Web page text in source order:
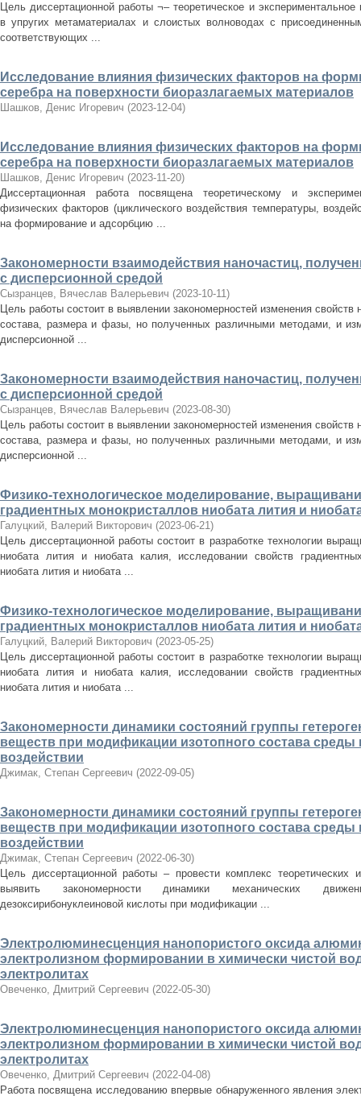
Цель диссертационной работы ¬– теоретическое и
в упругих метаматериалах и слоистых волноводах с
соответствующих ...
Исследование влияния физических факторов на
серебра на поверхности биоразлагаемых материалов
Шашков, Денис Игоревич (2023-12-04)
Исследование влияния физических факторов на
серебра на поверхности биоразлагаемых материалов
Шашков, Денис Игоревич (2023-11-20)
Диссертационная работа посвящена теоретическому и
физических факторов (циклического воздействия температуры,
на формирование и адсорбцию ...
Закономерности взаимодействия наночастиц,
с дисперсионной средой
Сызранцев, Вячеслав Валерьевич (2023-10-11)
Цель работы состоит в выявлении закономерностей изменения свойств
состава, размера и фазы, но полученных различными методами, и
дисперсионной ...
Закономерности взаимодействия наночастиц,
с дисперсионной средой
Сызранцев, Вячеслав Валерьевич (2023-08-30)
Цель работы состоит в выявлении закономерностей изменения свойств
состава, размера и фазы, но полученных различными методами, и
дисперсионной ...
Физико-технологическое моделирование,
градиентных монокристаллов ниобата лития и
Галуцкий, Валерий Викторович (2023-06-21)
Цель диссертационной работы состоит в разработке технологии
ниобата лития и ниобата калия, исследовании свойств
ниобата лития и ниобата ...
Физико-технологическое моделирование,
градиентных монокристаллов ниобата лития и
Галуцкий, Валерий Викторович (2023-05-25)
Цель диссертационной работы состоит в разработке технологии
ниобата лития и ниобата калия, исследовании свойств
ниобата лития и ниобата ...
Закономерности динамики состояний группы
веществ при модификации изотопного состава
воздействии
Джимак, Степан Сергеевич (2022-09-05)
Закономерности динамики состояний группы
веществ при модификации изотопного состава
воздействии
Джимак, Степан Сергеевич (2022-06-30)
Цель диссертационной работы – провести комплекс теоретических
выявить закономерности динамики механических
дезоксирибонуклеиновой кислоты при модификации ...
Электролюминесценция нанопористого оксида
электролизном формировании в химически чистой
электролитах
Овеченко, Дмитрий Сергеевич (2022-05-30)
Электролюминесценция нанопористого оксида
электролизном формировании в химически чистой
электролитах
Овеченко, Дмитрий Сергеевич (2022-04-08)
Работа посвящена исследованию впервые обнаруженного явления